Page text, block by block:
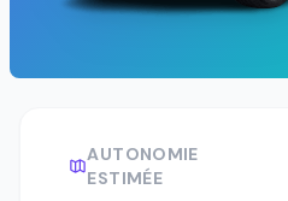
AUTONOMIE
ESTIMÉE